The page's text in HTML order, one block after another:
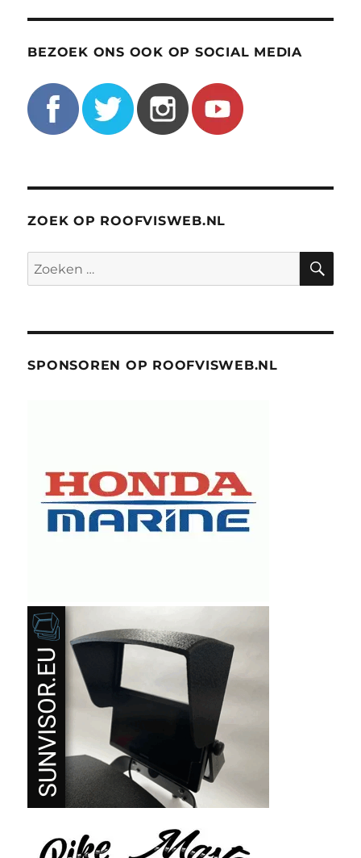
BEZOEK ONS OOK OP SOCIAL MEDIA
ZOEK OP ROOFVISWEB.NL
Zoeken
naar:
SPONSOREN OP ROOFVISWEB.NL